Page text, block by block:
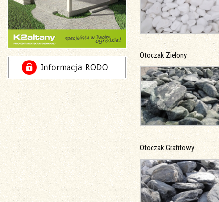
Otoczak Zielony
Otoczak Grafitowy